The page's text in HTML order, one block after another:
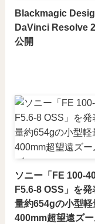
Blackmagic
DaVinci Resolve
公開
ソニー「FE 100-
F5.6-8 OSS」を発
量約654gの小型軽
400mm超望遠ズ